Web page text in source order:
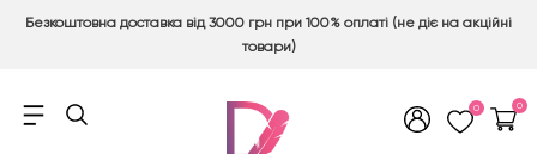
Безкоштовна доставка від 3000 грн при 100% оплаті (не діє на акційні
товари)
0 0